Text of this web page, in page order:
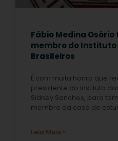
Fábio Medina
membro do Instituto
Brasileiros
É com muita honra que
presidente do Instituto
Sidney Sanches, para
membro da casa de
Leia Mais »